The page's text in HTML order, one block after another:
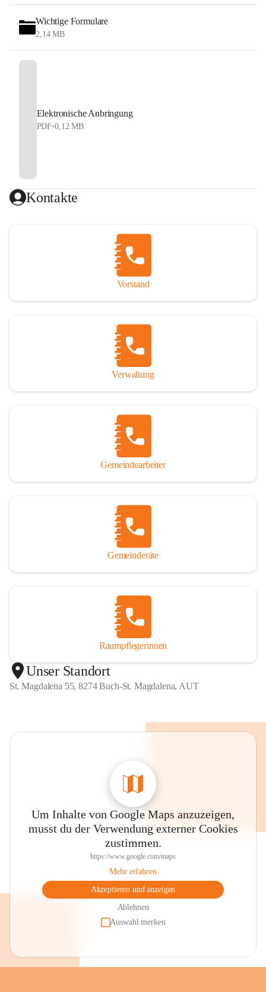
Wichtige Formulare
2,14 MB
Elektronische Anbringung
PDF•0,12 MB
Kontakte
Vorstand
Verwaltung
Gemeindearbeiter
Gemeinderäte
Raumpflegerinnen
Unser Standort
St. Magdalena 55, 8274 Buch-St. Magdalena, AUT
Um Inhalte von Google Maps anzuzeigen,
musst du der Verwendung externer Cookies
zustimmen.
https://www.google.com/maps
Mehr erfahren
Akzeptieren und anzeigen
Ablehnen
Auswahl merken